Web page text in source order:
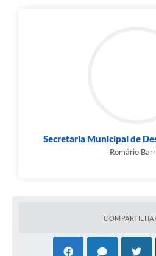
Secretaria Municipal de
Romário